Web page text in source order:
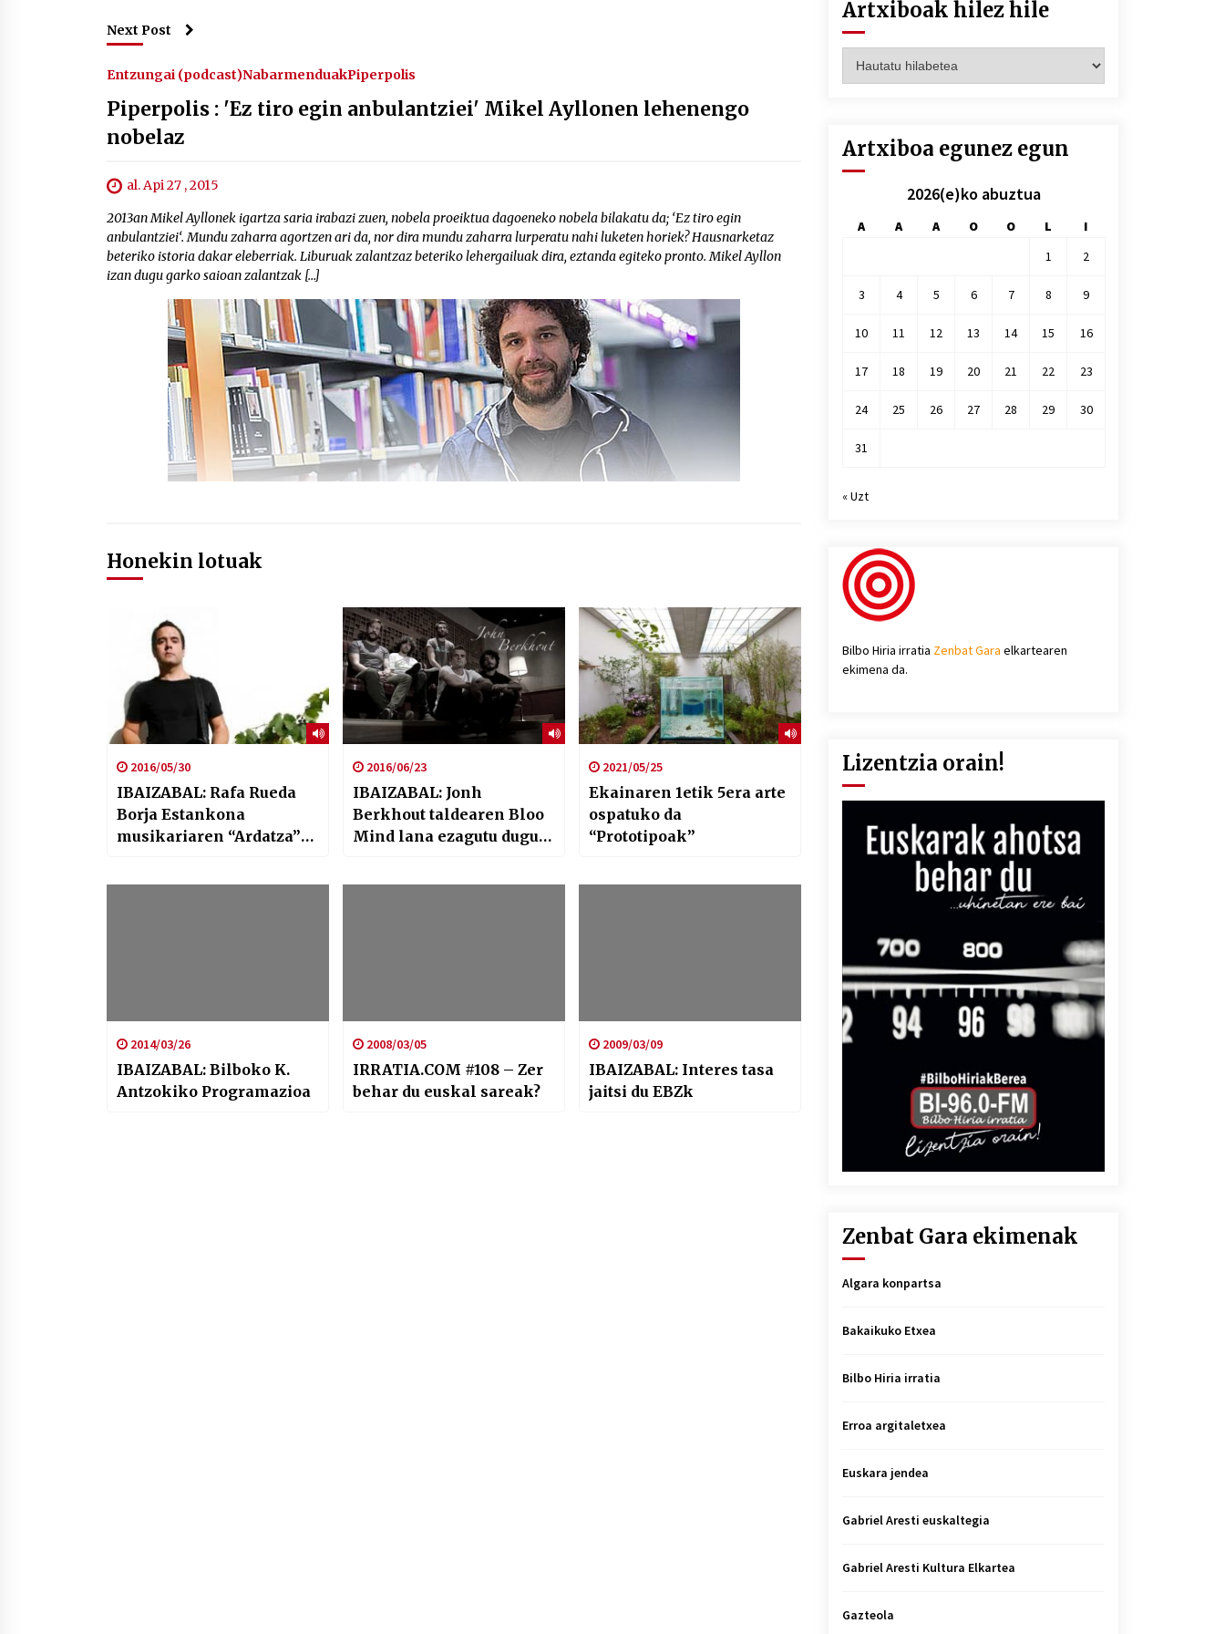
Next Post
Entzungai (podcast)NabarmenduakPiperpolis
Piperpolis : 'Ez tiro egin anbulantziei' Mikel Ayllonen lehenengo
nobelaz
al. Api 27 , 2015
2013an Mikel Ayllonek igartza saria irabazi zuen, nobela proeiktua dagoeneko nobela bilakatu da; ‘Ez tiro egin
anbulantziei‘. Mundu zaharra agortzen ari da, nor dira mundu zaharra lurperatu nahi luketen horiek? Hausnarketaz
beteriko istoria dakar eleberriak. Liburuak zalantzaz beteriko lehergailuak dira, eztanda egiteko pronto. Mikel Ayllon
izan dugu garko saioan zalantzak […]
Honekin lotuak
2016/05/30
IBAIZABAL: Rafa Rueda
Borja Estankona
musikariaren “Ardatza”
2016/06/23
IBAIZABAL: Jonh
Berkhout taldearen Bloo
Mind lana ezagutu dugu
2021/05/25
Ekainaren 1etik 5era arte
ospatuko da
“Prototipoak”
2014/03/26
IBAIZABAL: Bilboko K.
Antzokiko Programazioa
2008/03/05
IRRATIA.COM #108 – Zer
behar du euskal sareak?
2009/03/09
IBAIZABAL: Interes tasa
jaitsi du EBZk
Artxiboak hilez hile
hilez
Artxiboa egunez egun
2026(e)ko abuztua
A A A O O L
I
1
2
3 4 5 6 7 8 9
10 11 12 13 14 15 16
17 18 19 20 21 22 23
24 25 26 27 28 29 30
31
« Uzt
Bilbo Hiria irratia Zenbat Gara elkartearen
ekimena da.
Lizentzia orain!
Zenbat Gara ekimenak
Algara konpartsa
Bakaikuko Etxea
Bilbo Hiria irratia
Erroa argitaletxea
Euskara jendea
Gabriel Aresti euskaltegia
Gabriel Aresti Kultura Elkartea
Gazteola